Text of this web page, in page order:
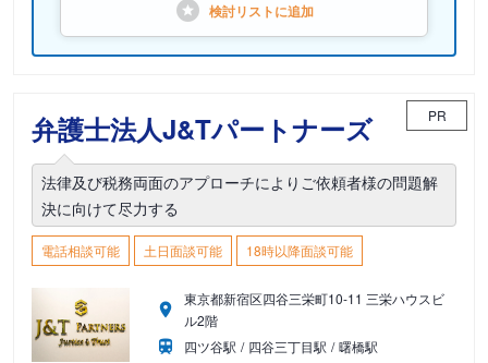
検討リストに追加
弁護士法人J&Tパートナーズ PR
法律及び税務両面のアプローチによりご依頼者様の問題解
決に向けて尽力する
電話相談可能 土日面談可能 18時以降面談可能
東京都新宿区四谷三栄町10-11 三栄ハウスビ
ル2階
四ツ谷駅
四谷三丁目駅
曙橋駅